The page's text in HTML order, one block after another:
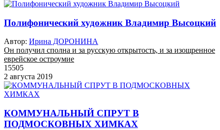
Полифонический художник Владимир Высоцкий
Автор: Ирина ДОРОНИНА
Он получил сполна и за русскую открытость, и за изощренное
еврейское остроумие
15505
2 августа 2019
КОММУНАЛЬНЫЙ СПРУТ В
ПОДМОСКОВНЫХ ХИМКАХ